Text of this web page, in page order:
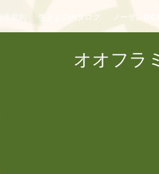
売規約 生きものカタログ ノーザン
オオフラ